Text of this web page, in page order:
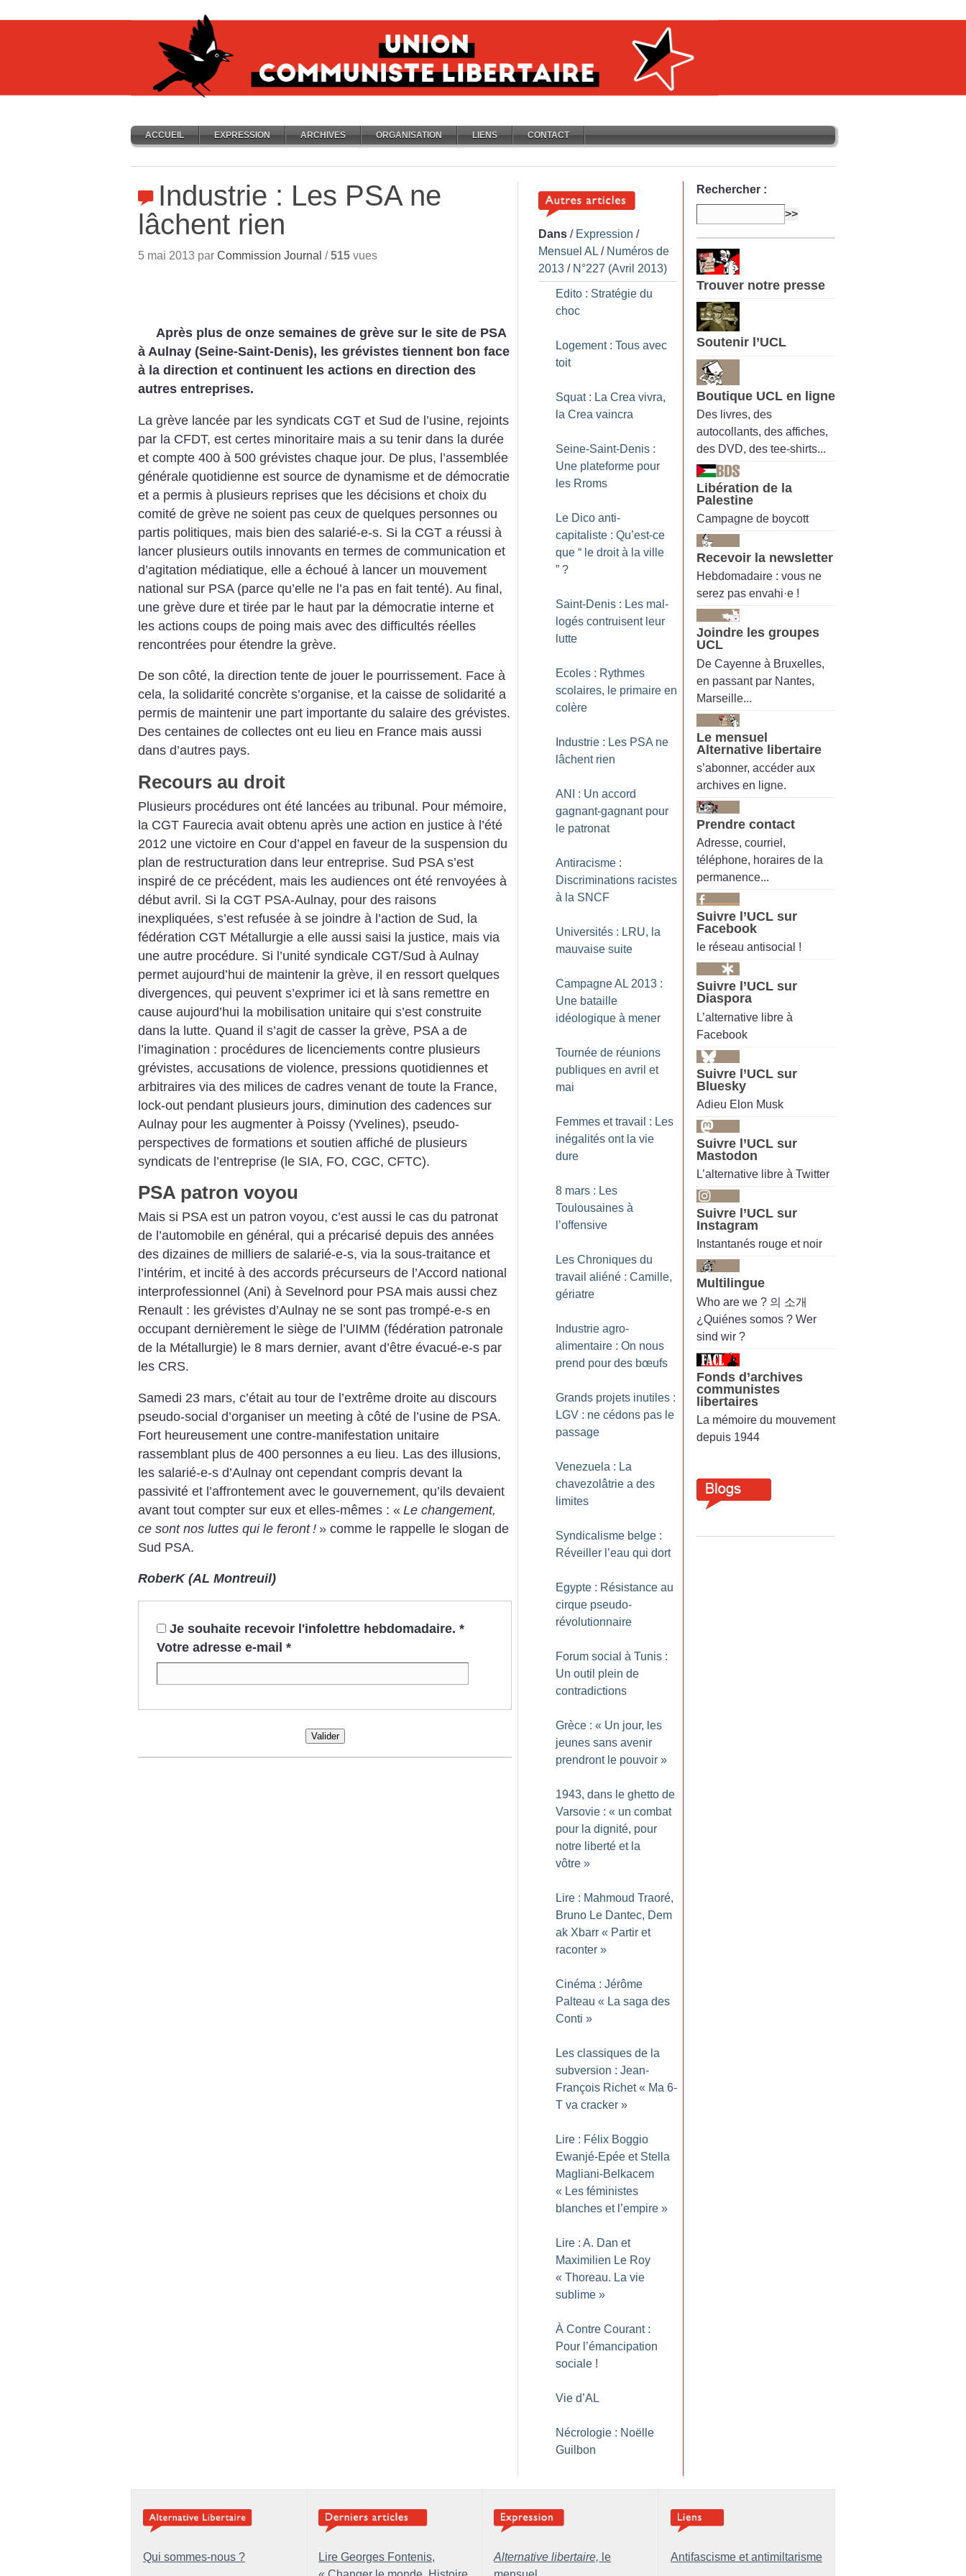
ACCUEIL EXPRESSION ARCHIVES ORGANISATION LIENS CONTACT
Industrie : Les PSA ne
lâchent rien
5 mai 2013 par Commission Journal /515 vues
Après plus de onze semaines de grève sur le site de PSA
à Aulnay (Seine-Saint-Denis), les grévistes tiennent bon face
à la direction et continuent les actions en direction des
autres entreprises.
La grève lancée par les syndicats CGT et Sud de l’usine, rejoints
par la CFDT, est certes minoritaire mais a su tenir dans la durée
et compte 400 à 500 grévistes chaque jour. De plus, l’assemblée
générale quotidienne est source de dynamisme et de démocratie
et a permis à plusieurs reprises que les décisions et choix du
comité de grève ne soient pas ceux de quelques personnes ou
partis politiques, mais bien des salarié-e-s. Si la CGT a réussi à
lancer plusieurs outils innovants en termes de communication et
d’agitation médiatique, elle a échoué à lancer un mouvement
national sur PSA (parce qu’elle ne l’a pas en fait tenté). Au final,
une grève dure et tirée par le haut par la démocratie interne et
les actions coups de poing mais avec des difficultés réelles
rencontrées pour étendre la grève.
De son côté, la direction tente de jouer le pourrissement. Face à
cela, la solidarité concrète s’organise, et la caisse de solidarité a
permis de maintenir une part importante du salaire des grévistes.
Des centaines de collectes ont eu lieu en France mais aussi
dans d’autres pays.
Recours au droit
Plusieurs procédures ont été lancées au tribunal. Pour mémoire,
la CGT Faurecia avait obtenu après une action en justice à l’été
2012 une victoire en Cour d’appel en faveur de la suspension du
plan de restructuration dans leur entreprise. Sud PSA s’est
inspiré de ce précédent, mais les audiences ont été renvoyées à
début avril. Si la CGT PSA-Aulnay, pour des raisons
inexpliquées, s’est refusée à se joindre à l’action de Sud, la
fédération CGT Métallurgie a elle aussi saisi la justice, mais via
une autre procédure. Si l’unité syndicale CGT/Sud à Aulnay
permet aujourd’hui de maintenir la grève, il en ressort quelques
divergences, qui peuvent s’exprimer ici et là sans remettre en
cause aujourd’hui la mobilisation unitaire qui s’est construite
dans la lutte. Quand il s’agit de casser la grève, PSA a de
l’imagination : procédures de licenciements contre plusieurs
grévistes, accusations de violence, pressions quotidiennes et
arbitraires via des milices de cadres venant de toute la France,
lock-out pendant plusieurs jours, diminution des cadences sur
Aulnay pour les augmenter à Poissy (Yvelines), pseudo-
perspectives de formations et soutien affiché de plusieurs
syndicats de l’entreprise (le SIA, FO, CGC, CFTC).
PSA patron voyou
Mais si PSA est un patron voyou, c’est aussi le cas du patronat
de l’automobile en général, qui a précarisé depuis des années
des dizaines de milliers de salarié-e-s, via la sous-traitance et
l’intérim, et incité à des accords précurseurs de l’Accord national
interprofessionnel (Ani) à Sevelnord pour PSA mais aussi chez
Renault : les grévistes d’Aulnay ne se sont pas trompé-e-s en
occupant dernièrement le siège de l’UIMM (fédération patronale
de la Métallurgie) le 8 mars dernier, avant d’être évacué-e-s par
les CRS.
Samedi 23 mars, c’était au tour de l’extrême droite au discours
pseudo-social d’organiser un meeting à côté de l’usine de PSA.
Fort heureusement une contre-manifestation unitaire
rassemblant plus de 400 personnes a eu lieu. Las des illusions,
les salarié-e-s d’Aulnay ont cependant compris devant la
passivité et l’affrontement avec le gouvernement, qu’ils devaient
avant tout compter sur eux et elles-mêmes : « Le changement,
ce sont nos luttes qui le feront ! » comme le rappelle le slogan de
Sud PSA.
RoberK (AL Montreuil)
Je souhaite recevoir l'infolettre hebdomadaire. *
Votre adresse e-mail *
Valider
Dans / Expression /
Mensuel AL / Numéros de
2013 / N°227 (Avril 2013)
Edito : Stratégie du
choc
Logement : Tous avec
toit
Squat : La Crea vivra,
la Crea vaincra
Seine-Saint-Denis :
Une plateforme pour
les Rroms
Le Dico anti-
capitaliste : Qu’est-ce
que “ le droit à la ville
” ?
Saint-Denis : Les mal-
logés contruisent leur
lutte
Ecoles : Rythmes
scolaires, le primaire en
colère
Industrie : Les PSA ne
lâchent rien
ANI : Un accord
gagnant-gagnant pour
le patronat
Antiracisme :
Discriminations racistes
à la SNCF
Universités : LRU, la
mauvaise suite
Campagne AL 2013 :
Une bataille
idéologique à mener
Tournée de réunions
publiques en avril et
mai
Femmes et travail : Les
inégalités ont la vie
dure
8 mars : Les
Toulousaines à
l’offensive
Les Chroniques du
travail aliéné : Camille,
gériatre
Industrie agro-
alimentaire : On nous
prend pour des bœufs
Grands projets inutiles :
LGV : ne cédons pas le
passage
Venezuela : La
chavezolâtrie a des
limites
Syndicalisme belge :
Réveiller l’eau qui dort
Egypte : Résistance au
cirque pseudo-
révolutionnaire
Forum social à Tunis :
Un outil plein de
contradictions
Grèce : « Un jour, les
jeunes sans avenir
prendront le pouvoir »
1943, dans le ghetto de
Varsovie : « un combat
pour la dignité, pour
notre liberté et la
vôtre »
Lire : Mahmoud Traoré,
Bruno Le Dantec, Dem
ak Xbarr « Partir et
raconter »
Cinéma : Jérôme
Palteau « La saga des
Conti »
Les classiques de la
subversion : Jean-
François Richet « Ma 6-
T va cracker »
Lire : Félix Boggio
Ewanjé-Epée et Stella
Magliani-Belkacem
« Les féministes
blanches et l’empire »
Lire : A. Dan et
Maximilien Le Roy
« Thoreau. La vie
sublime »
À Contre Courant :
Pour l’émancipation
sociale !
Vie d’AL
Nécrologie : Noëlle
Guilbon
Rechercher :
Trouver notre presse
Soutenir l’UCL
Boutique UCL en ligne
Des livres, des
autocollants, des affiches,
des DVD, des tee-shirts...
Libération de la
Palestine
Campagne de boycott
Recevoir la newsletter
Hebdomadaire : vous ne
serez pas envahi·e !
Joindre les groupes
UCL
De Cayenne à Bruxelles,
en passant par Nantes,
Marseille...
Le mensuel
Alternative libertaire
s’abonner, accéder aux
archives en ligne.
Prendre contact
Adresse, courriel,
téléphone, horaires de la
permanence...
Suivre l’UCL sur
Facebook
le réseau antisocial !
Suivre l’UCL sur
Diaspora
L’alternative libre à
Facebook
Suivre l’UCL sur
Bluesky
Adieu Elon Musk
Suivre l’UCL sur
Mastodon
L’alternative libre à Twitter
Suivre l’UCL sur
Instagram
Instantanés rouge et noir
Multilingue
Who are we ? 의 소개
¿Quiénes somos ? Wer
sind wir ?
Fonds d’archives
communistes
libertaires
La mémoire du mouvement
depuis 1944
Qui sommes-nous ?
Lire Georges Fontenis,
Alternative libertaire, le
Antifascisme et antimiltarisme